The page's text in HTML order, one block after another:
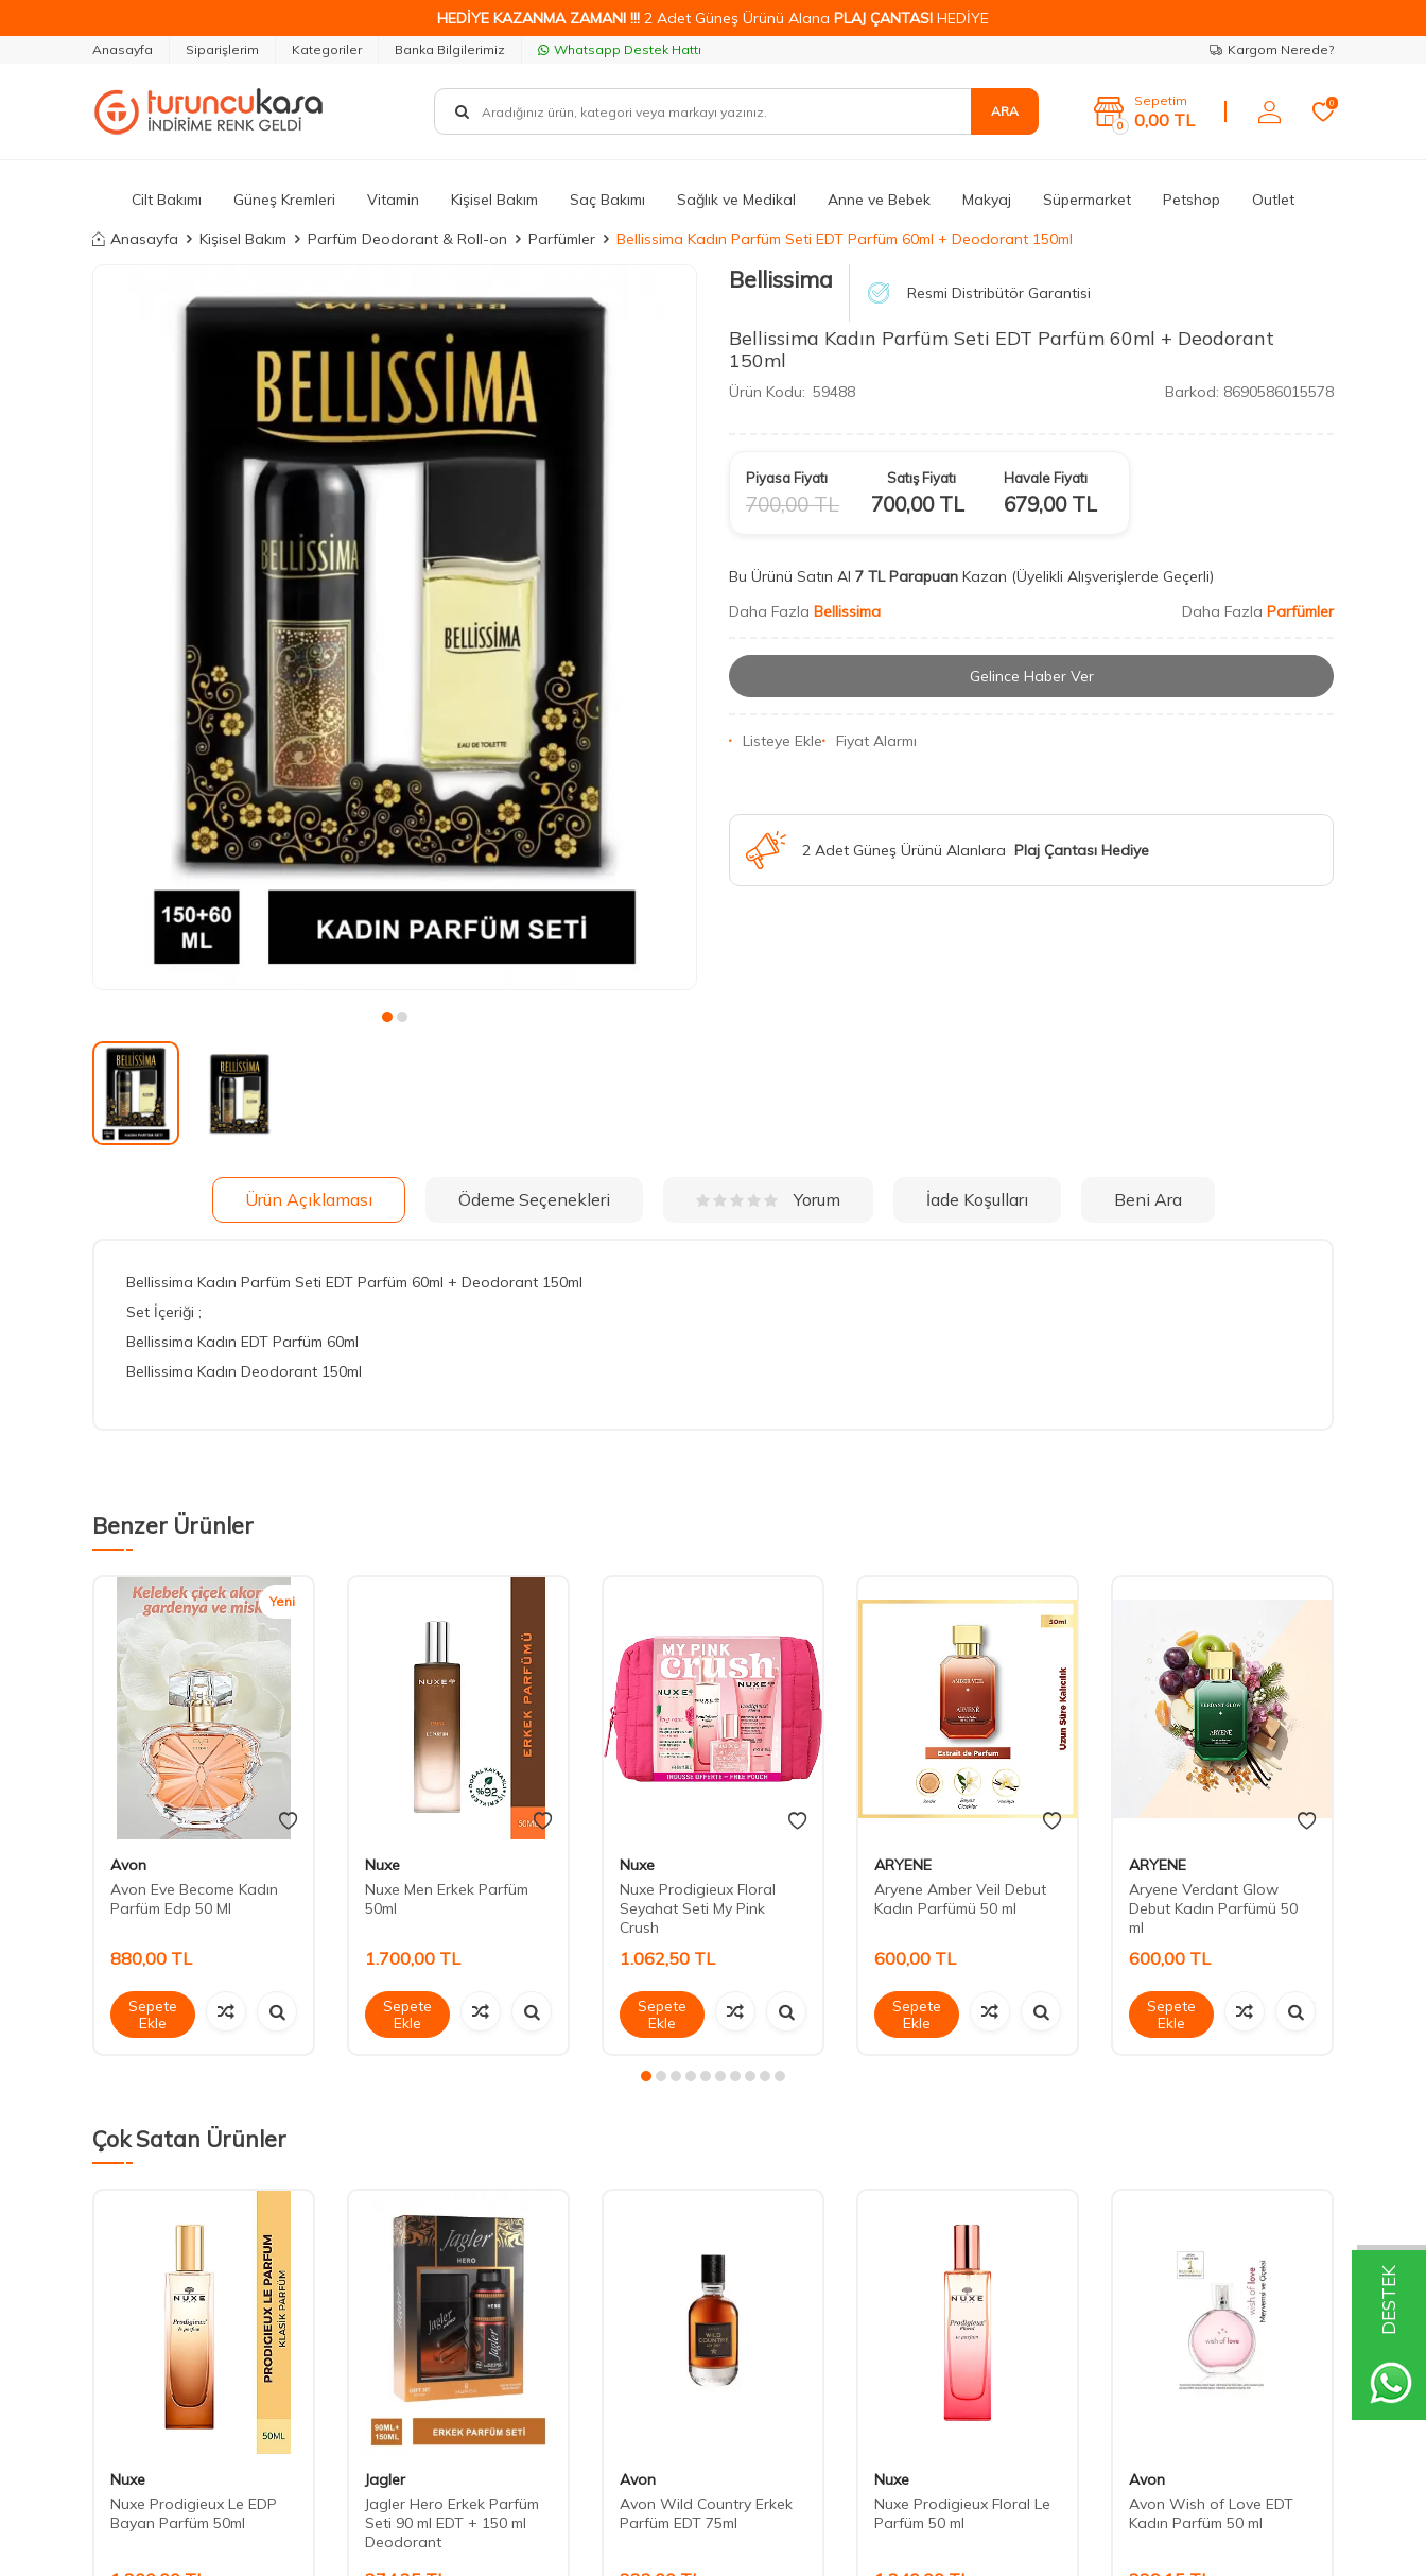
DESTEK
HEDİYE KAZANMA ZAMANI !!! 2 Adet Güneş Ürünü Alana PLAJ ÇANTASI HEDİYE
Anasayfa Siparişlerim Kategoriler Banka Bilgilerimiz Whatsapp Destek Hattı Kargom Nerede?
ARA
0
Sepetim
0,00 TL
0
Cilt Bakımı Güneş Kremleri Vitamin Kişisel Bakım Saç Bakımı Sağlık ve Medikal Anne ve Bebek Makyaj Süpermarket Petshop Outlet
Anasayfa Kişisel Bakım Parfüm Deodorant & Roll-on Parfümler Bellissima Kadın Parfüm Seti EDT Parfüm 60ml + Deodorant 150ml
Bellissima Resmi Distribütör Garantisi
Bellissima Kadın Parfüm Seti EDT Parfüm 60ml + Deodorant
150ml
Ürün Kodu: 59488 Barkod: 8690586015578
Piyasa Fiyatı
700,00TL
Satış Fiyatı
700,00TL
Havale Fiyatı
679,00TL
Bu Ürünü Satın Al 7 TL Parapuan Kazan (Üyelikli Alışverişlerde Geçerli)
Daha Fazla Bellissima Daha Fazla Parfümler
Gelince Haber Ver
Listeye Ekle Fiyat Alarmı
2 Adet Güneş Ürünü Alanlara Plaj Çantası Hediye
Ürün Açıklaması Ödeme Seçenekleri Yorum İade Koşulları Beni Ara
Bellissima Kadın Parfüm Seti EDT Parfüm 60ml + Deodorant 150ml
Set İçeriği ;
Bellissima Kadın EDT Parfüm 60ml
Bellissima Kadın Deodorant 150ml
Benzer Ürünler
Yeni
Avon
Avon Eve Become Kadın
Parfüm Edp 50 Ml
880,00 TL
Sepete
Ekle
Nuxe
Nuxe Men Erkek Parfüm
50ml
1.700,00 TL
Sepete
Ekle
Nuxe
Nuxe Prodigieux Floral
Seyahat Seti My Pink
Crush
1.062,50 TL
Sepete
Ekle
ARYENE
Aryene Amber Veil Debut
Kadın Parfümü 50 ml
600,00 TL
Sepete
Ekle
ARYENE
Aryene Verdant Glow
Debut Kadın Parfümü 50
ml
600,00 TL
Sepete
Ekle
Çok Satan Ürünler
Nuxe
Nuxe Prodigieux Le EDP
Bayan Parfüm 50ml
Jagler
Jagler Hero Erkek Parfüm
Seti 90 ml EDT + 150 ml
Deodorant
Avon
Avon Wild Country Erkek
Parfüm EDT 75ml
Nuxe
Nuxe Prodigieux Floral Le
Parfüm 50 ml
Avon
Avon Wish of Love EDT
Kadın Parfüm 50 ml